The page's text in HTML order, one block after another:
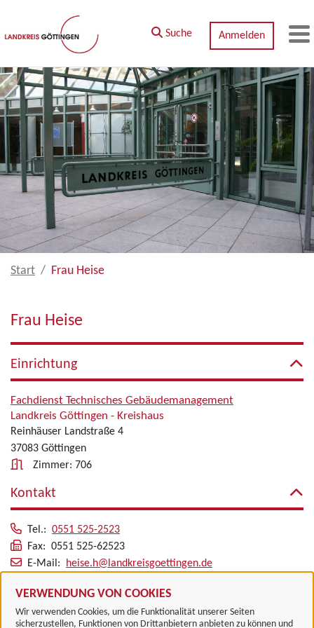
Zum Hauptinhalt springen
VERWENDUNG VON COOKIES
Wir verwenden Cookies, um die Funktionalität unserer Seiten
sicherzustellen, Funktionen von Drittanbietern anbieten zu können und
Suche Anmelden
Start Frau Heise
Frau Heise
Einrichtung
Fachdienst Technisches Gebäudemanagement
Landkreis Göttingen - Kreishaus
Reinhäuser Landstraße 4
37083 Göttingen
Zimmer: 706
Kontakt
Tel.: 0551 525-2523
Fax: 0551 525-62523
E-Mail:
heise.h@landkreisgoettingen.de
Alle zugeordneten Einrichtungen